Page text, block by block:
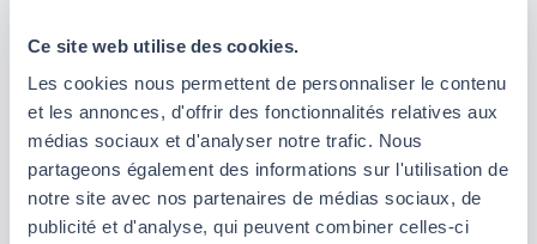
Ce site web utilise des cookies.
Les cookies nous permettent de personnaliser le contenu
et les annonces, d'offrir des fonctionnalités relatives aux
médias sociaux et d'analyser notre trafic. Nous
partageons également des informations sur l'utilisation de
notre site avec nos partenaires de médias sociaux, de
publicité et d'analyse, qui peuvent combiner celles-ci
modèles d’un nouveau genre.
Si le salaire d’un junior à ce poste est intéressant,
l’exercice du métier de d’Ingénieur en Machine
Learning impose de suivre au préalable une
formation rigoureuse . Celle-ci peut être
académique, à l’université, ou